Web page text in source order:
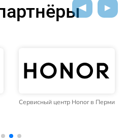
Сервисный центр Honor в Перми